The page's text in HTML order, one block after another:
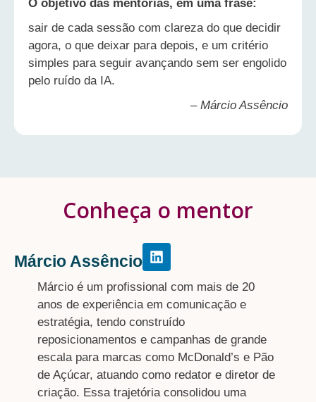
O objetivo das mentorias, em uma frase:
sair de cada sessão com clareza do que decidir
agora, o que deixar para depois, e um critério
simples para seguir avançando sem ser engolido
pelo ruído da IA.
– Márcio Assêncio
Conheça o mentor
Márcio Assêncio
Márcio é um profissional com mais de 20
anos de experiência em comunicação e
estratégia, tendo construído
reposicionamentos e campanhas de grande
escala para marcas como McDonald’s e Pão
de Açúcar, atuando como redator e diretor de
criação. Essa trajetória consolidou uma